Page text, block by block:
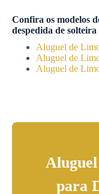
Confira os modelos
despedida de solteira
Aluguel de
Aluguel de
Aluguel de
para